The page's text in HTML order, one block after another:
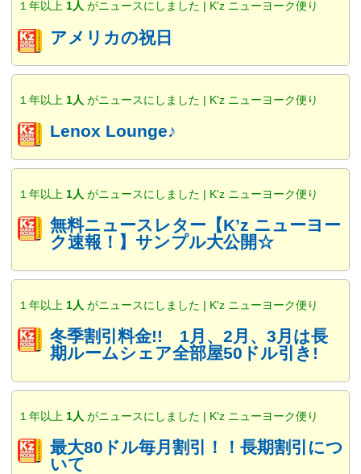
１年以上 1人 がニュースにしました | K'z ニューヨーク便り
アメリカの祝日
１年以上 1人 がニュースにしました | K'z ニューヨーク便り
Lenox Lounge♪
１年以上 1人 がニュースにしました | K'z ニューヨーク便り
無料ニュースレター【K’z ニューヨー
ク速報！】サンプル大公開☆
１年以上 1人 がニュースにしました | K'z ニューヨーク便り
冬季割引料金!! 1月、2月、3月は長
期ルームシェア全部屋50ドル引き!
１年以上 1人 がニュースにしました | K'z ニューヨーク便り
最大80ドル毎月割引！！長期割引につ
いて